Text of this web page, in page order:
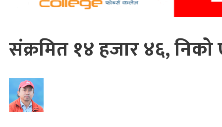
संक्रमित १४ हजार ४६,